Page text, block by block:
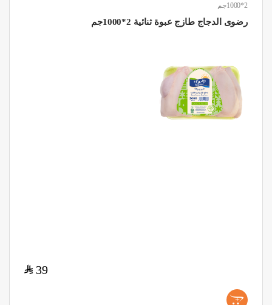
2*1000جم
رضوى الدجاج طازج عبوة ثنائية 2*1000جم
39
$
+